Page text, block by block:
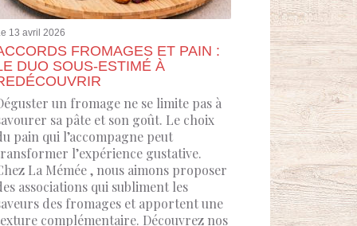
13 avril 2026
FROMAGES ET PAIN :
DUO SOUS-ESTIMÉ À
un fromage ne se limite pas à
sa pâte et son goût. Le choix
pain qui l’accompagne peut
l’expérience gustative.
La Mémée , nous aimons proposer
associations qui subliment les
des fromages et apportent une
complémentaire. Découvrez nos